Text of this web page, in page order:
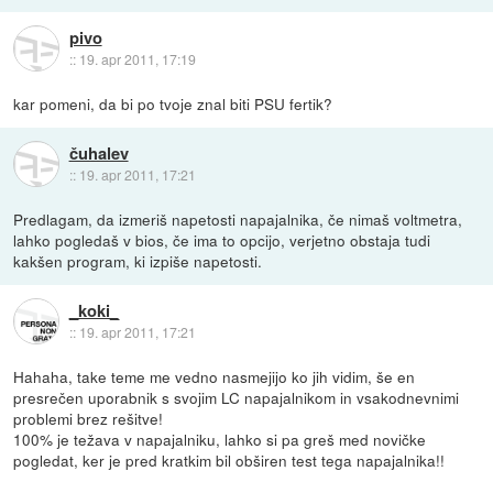
pivo
:: 19. apr 2011, 17:19
kar pomeni, da bi po tvoje znal biti PSU fertik?
čuhalev
:: 19. apr 2011, 17:21
Predlagam, da izmeriš napetosti napajalnika, če nimaš voltmetra,
lahko pogledaš v bios, če ima to opcijo, verjetno obstaja tudi
kakšen program, ki izpiše napetosti.
_koki_
:: 19. apr 2011, 17:21
Hahaha, take teme me vedno nasmejijo ko jih vidim, še en
presrečen uporabnik s svojim LC napajalnikom in vsakodnevnimi
problemi brez rešitve!
100% je težava v napajalniku, lahko si pa greš med novičke
pogledat, ker je pred kratkim bil obširen test tega napajalnika!!